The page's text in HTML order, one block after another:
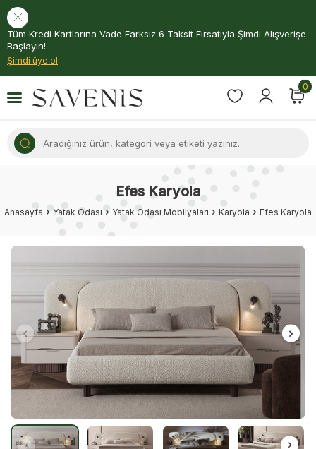
Tüm Kredi Kartlarına Vade Farksız 6 Taksit Fırsatıyla Şimdi Alışverişe
Başlayın!
Şimdi üye ol
0
Efes Karyola
Anasayfa Yatak Odası Yatak Odası Mobilyaları Karyola Efes Karyola